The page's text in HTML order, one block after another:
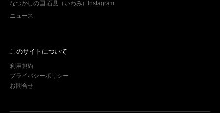
なつかしの国 石見（いわみ）Instagram
ニュース
このサイトについて
利用規約
プライバシーポリシー
お問合せ